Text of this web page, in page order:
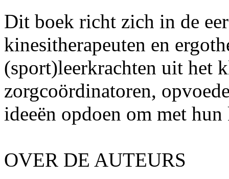
Dit boek richt zich in de
kinesitherapeuten en
(sport)leerkrachten uit het
zorgcoördinatoren,
ideeën opdoen om met
OVER DE AUTEURS